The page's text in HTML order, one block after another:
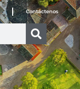
Contáctenos